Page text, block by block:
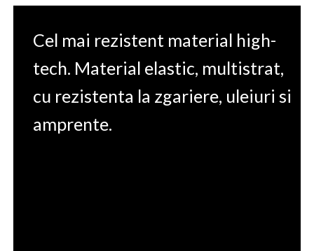
Cel mai rezistent material high-
tech. Material elastic, multistrat,
cu rezistenta la zgariere, uleiuri si
amprente.